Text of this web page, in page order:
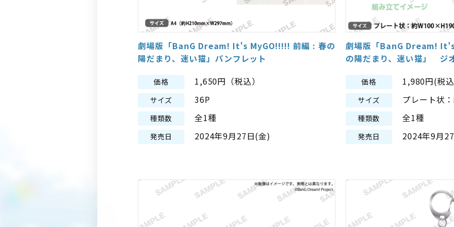
劇場版「BanG Dream! It's MyGO!!!!! 前編 : 春の
陽だまり、迷い猫」パンフレット
価格 1,650円（税込）
サイズ 36P
種類数 全1種
発売日 2024年9月27日(金)
劇場版「BanG Dream!
の陽だまり、迷い猫」 ジ
価格 1,980円(税
サイズ プレート状
種類数 全1種
発売日 2024年9月